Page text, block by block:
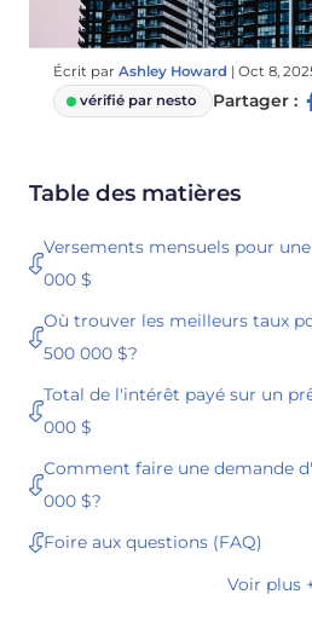
Écrit par Ashley Howard | Oct 8,
vérifié par nesto
Partager :
Table des matières
Versements mensuels pour
000 $
Où trouver les meilleurs taux
500 000 $?
Total de l'intérêt payé sur un
000 $
Comment faire une demande
000 $?
Foire aux questions (FAQ)
Voir plus